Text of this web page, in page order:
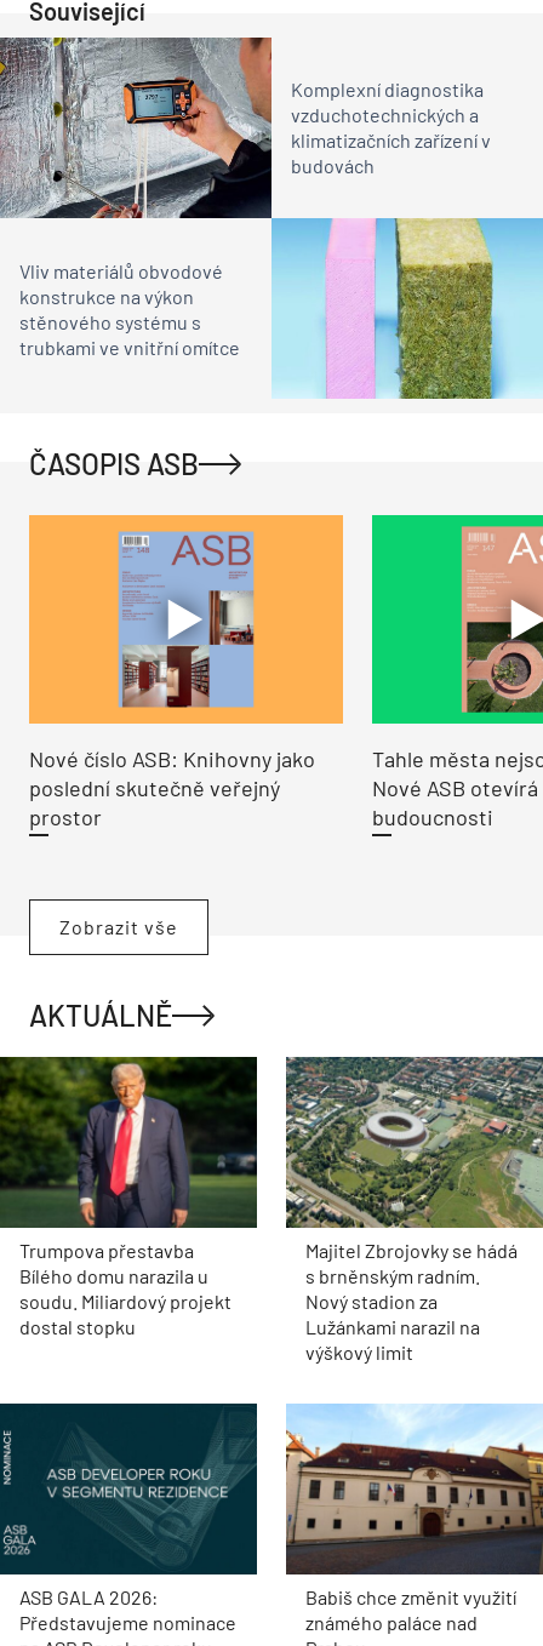
Související
Komplexní diagnostika
vzduchotechnických a
klimatizačních zařízení v
budovách
Vliv materiálů obvodové
konstrukce na výkon
stěnového systému s
trubkami ve vnitřní omítce
ČASOPIS ASB
Nové číslo ASB: Knihovny jako
poslední skutečně veřejný
prostor
Tahle města
Nové ASB
budoucnosti
Zobrazit vše
AKTUÁLNĚ
Trumpova přestavba
Bílého domu narazila u
soudu. Miliardový projekt
dostal stopku
Majitel Zbrojovky se hádá
s brněnským radním.
Nový stadion za
Lužánkami narazil na
výškový limit
ASB GALA 2026:
Představujeme nominace
Babiš chce změnit využití
známého paláce nad